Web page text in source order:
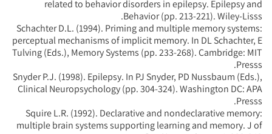
related to behavior disorders in epilepsy. Epilepsy and
Behavior (pp. 213-221). Wiley-Lisss.
Schachter D.L. (1994). Priming and multiple memory systems:
perceptual mechanisms of implicit memory. In DL Schachter, E
Tulving (Eds.), Memory Systems (pp. 233-268). Cambridge: MIT
Presss.
Snyder P.J. (1998). Epilepsy. In PJ Snyder, PD Nussbaum (Eds.),
Clinical Neuropsychology (pp. 304-324). Washington DC: APA
Presss.
Squire L.R. (1992). Declarative and nondeclarative memory:
multiple brain systems supporting learning and memory. J of